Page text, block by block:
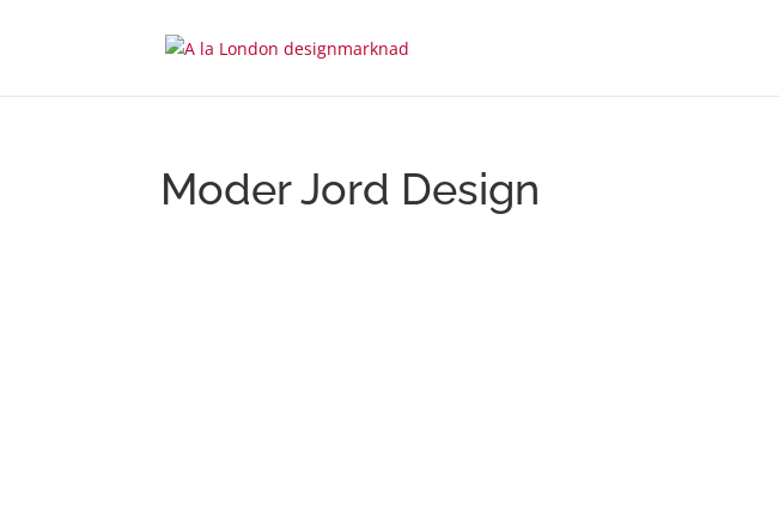
Moder Jord Design